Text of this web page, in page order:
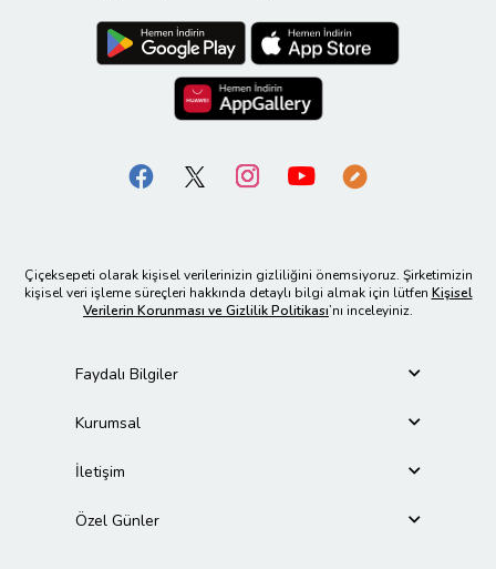
Çiçeksepeti olarak kişisel verilerinizin gizliliğini önemsiyoruz. Şirketimizin
kişisel veri işleme süreçleri hakkında detaylı bilgi almak için lütfen Kişisel
Verilerin Korunması ve Gizlilik Politikası’nı inceleyiniz.
Faydalı Bilgiler
Kurumsal
İletişim
Özel Günler